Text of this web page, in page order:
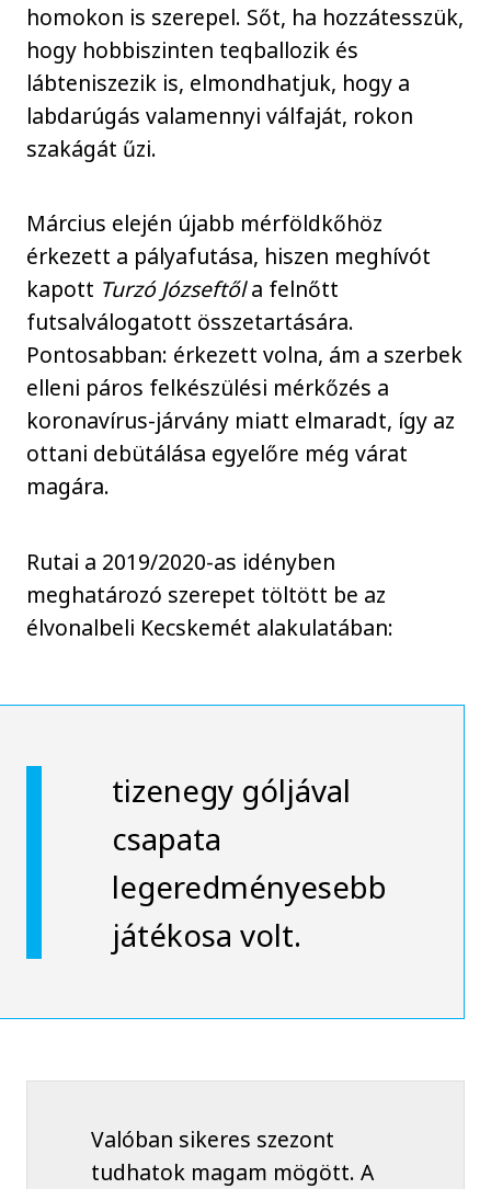
homokon is szerepel. Sőt, ha hozzátesszük,
hogy hobbiszinten teqballozik és
lábteniszezik is, elmondhatjuk, hogy a
labdarúgás valamennyi válfaját, rokon
szakágát űzi.
Március elején újabb mérföldkőhöz
érkezett a pályafutása, hiszen meghívót
kapott Turzó Józseftőla felnőtt
futsalválogatott összetartására.
Pontosabban: érkezett volna, ám a szerbek
elleni páros felkészülési mérkőzés a
koronavírus-járvány miatt elmaradt, így az
ottani debütálása egyelőre még várat
magára.
Rutai a 2019/2020-as idényben
meghatározó szerepet töltött be az
élvonalbeli Kecskemét alakulatában:
tizenegy góljával
csapata
legeredményesebb
játékosa volt.
Valóban sikeres szezont
tudhatok magam mögött. A